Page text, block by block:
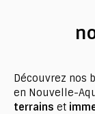
Découvrez nos
en Nouvelle-
terrains et